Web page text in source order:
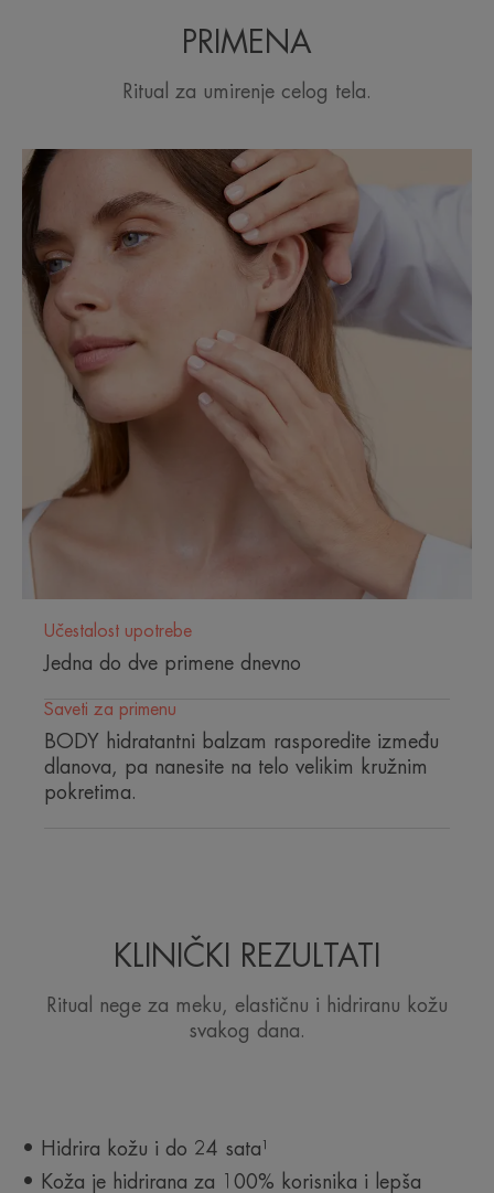
dugotrajnu hidrataciju osetljive,
Obogaćen kompleksom umirujućih ulja, kožu čini
baršunastom i hidriranom tokom celog dana.
Prednosti
• 24 SATA HIDRATACIJE za suvu osetljivu kožu.
• KREMASTA TEKSTURA opuštajućeg mirisa.
• BRZO SE UPIJA i koža postaje baršunasto meka.
* Procena indeksa hidratacije površinskih slojeva epiderma, 19 ispitanika, 1
primena.
PRIMENA
Ritual za umirenje celog tela.
Učestalost upotrebe
Jedna do dve primene dnevno
Saveti za primenu
BODY hidratantni balzam rasporedite između
dlanova, pa nanesite na telo velikim kružnim
pokretima.
KLINIČKI REZULTATI
Ritual nege za meku, elastičnu i hidriranu kožu
svakog dana.
• Hidrira kožu i do 24 sata¹
• Koža je hidrirana za 100% korisnika i lepša